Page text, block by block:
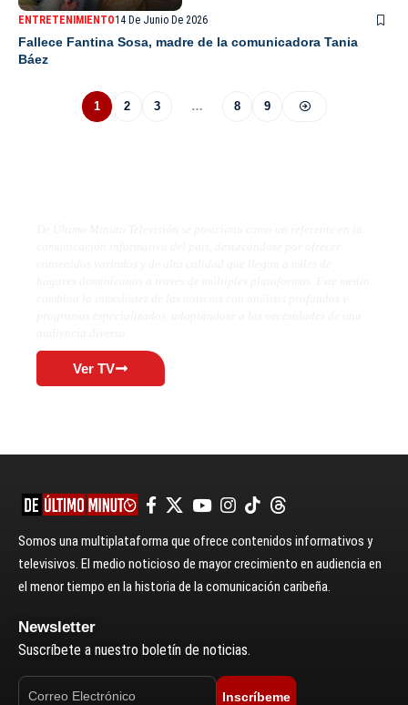
ENTRETENIMIENTO14 De Junio De 2026
Fallece Fantina Sosa, madre de la comunicadora Tania
Báez
1 2 3 … 8 9
Ver TV
Somos una multiplataforma que ofrece contenidos informativos y
televisivos. El medio noticioso de mayor crecimiento en audiencia en
el menor tiempo en la historia de la comunicación caribeña.
Newsletter
Suscríbete a nuestro boletín de noticias.
Inscríbeme